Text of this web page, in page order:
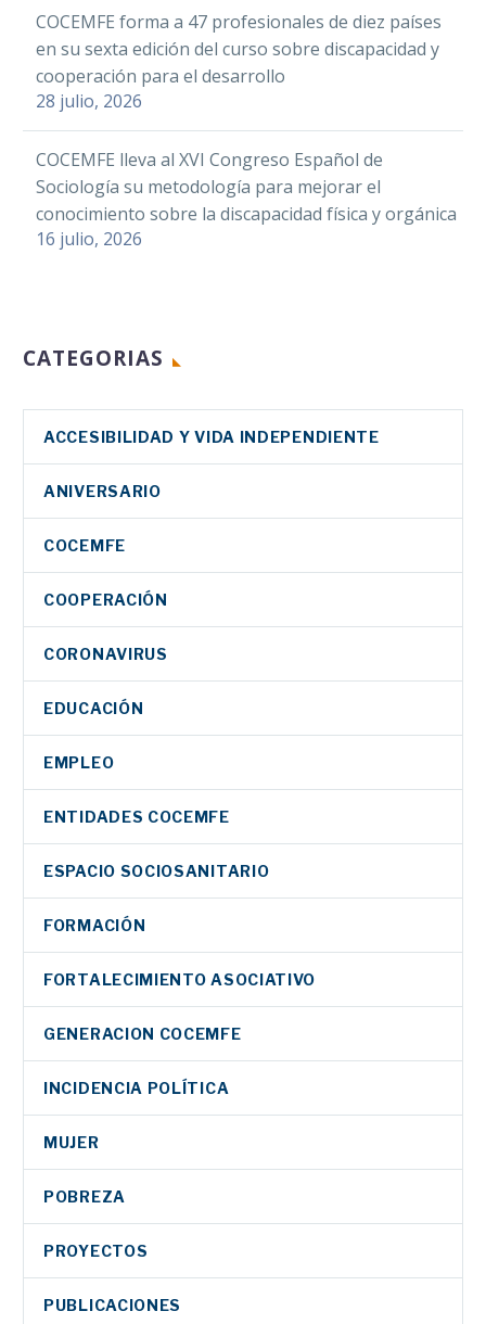
COCEMFE forma a 47 profesionales de diez países
en su sexta edición del curso sobre discapacidad y
cooperación para el desarrollo
28 julio, 2026
COCEMFE lleva al XVI Congreso Español de
Sociología su metodología para mejorar el
conocimiento sobre la discapacidad física y orgánica
16 julio, 2026
CATEGORIAS
ACCESIBILIDAD Y VIDA INDEPENDIENTE
ANIVERSARIO
COCEMFE
COOPERACIÓN
CORONAVIRUS
EDUCACIÓN
EMPLEO
ENTIDADES COCEMFE
ESPACIO SOCIOSANITARIO
FORMACIÓN
FORTALECIMIENTO ASOCIATIVO
GENERACION COCEMFE
INCIDENCIA POLÍTICA
MUJER
POBREZA
PROYECTOS
PUBLICACIONES